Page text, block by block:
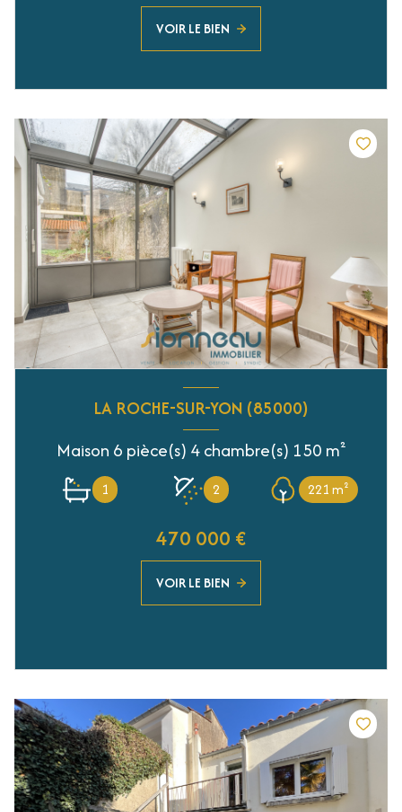
VOIR LE BIEN
LA ROCHE-SUR-YON (85000)
Maison 6 pièce(s) 4 chambre(s) 150 m²
1 2 221 m²
470 000 €
VOIR LE BIEN